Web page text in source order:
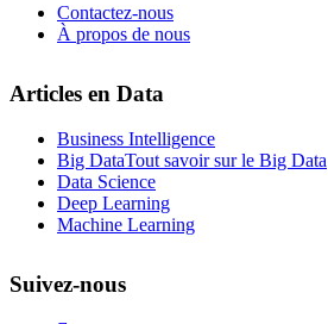
Contactez-nous
À propos de nous
Articles en Data
Business Intelligence
Big DataTout savoir sur le Big Data
Data Science
Deep Learning
Machine Learning
Suivez-nous